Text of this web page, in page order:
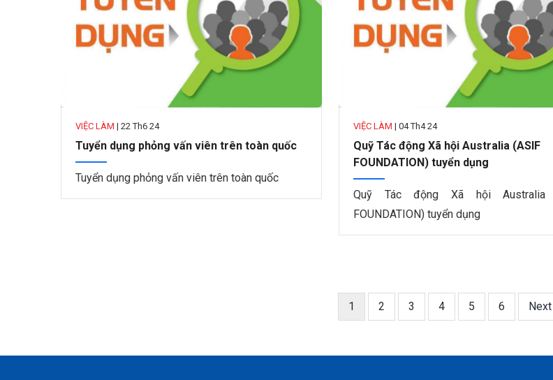
VIỆC LÀM | 22 Th6 24
Tuyển dụng phỏng vấn viên trên toàn quốc
Tuyển dụng phỏng vấn viên trên toàn quốc
VIỆC LÀM | 04 Th4 24
Quỹ Tác động Xã hội Australia (ASIF
FOUNDATION) tuyển dụng
Quỹ Tác động Xã hội Australia
FOUNDATION) tuyển dụng
Trang
1 Trang
2 Trang
3 Trang
4 Trang
5 Trang
6
Next
Next